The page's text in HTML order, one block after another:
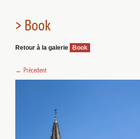
> Book
Retour à la galerie Book
← Précedent